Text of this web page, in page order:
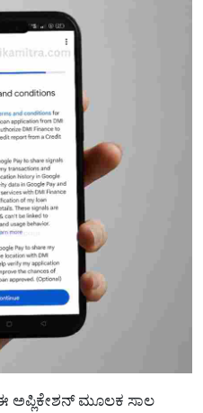
ಅಪ್ಲಿಕೇಶನ್ ಮೂಲಕ ಸಾಲ